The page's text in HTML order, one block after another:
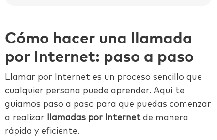
Cómo hacer una llamada
por Internet: paso a paso
Llamar por Internet es un proceso sencillo que
cualquier persona puede aprender. Aquí te
guiamos paso a paso para que puedas comenzar
a realizar
llamadas por Internet de manera
rápida y eficiente.